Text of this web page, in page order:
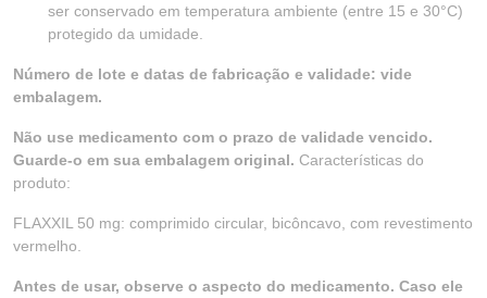
ser conservado em temperatura ambiente (entre 15 e 30°C)
protegido da umidade.
Número de lote e datas de fabricação e validade: vide
embalagem.
Não use medicamento com o prazo de validade vencido.
Guarde-o em sua embalagem original. Características do
produto:
FLAXXIL 50 mg: comprimido circular, bicôncavo, com revestimento
vermelho.
Antes de usar, observe o aspecto do medicamento. Caso ele